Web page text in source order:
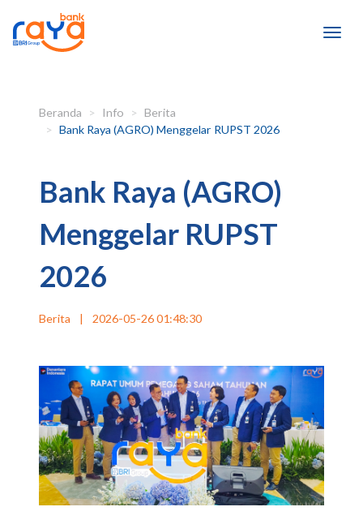
Beranda Info
Berita
Bank Raya (AGRO) Menggelar RUPST 2026
Bank Raya (AGRO)
Menggelar RUPST
2026
Berita | 2026-05-26 01:48:30